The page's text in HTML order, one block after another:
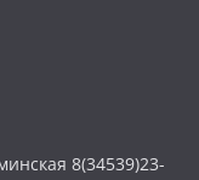
8(34539)23-